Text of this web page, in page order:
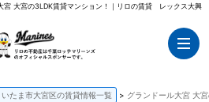
宮 大宮の3LDK賃貸マンション！｜リロの賃貸 レックス大興
いたま市大宮区の賃貸情報一覧 グランドール大宮 大